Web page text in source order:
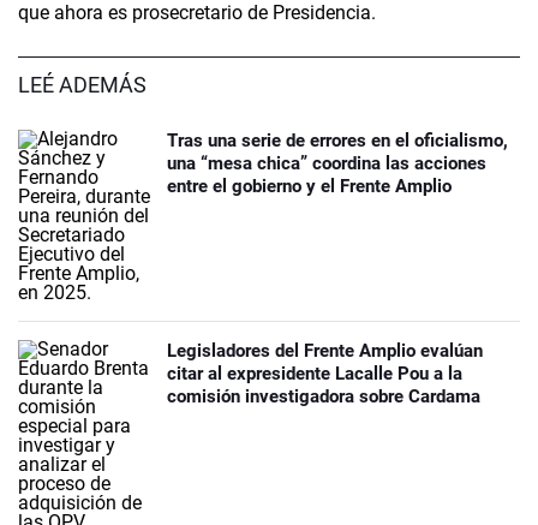
que ahora es prosecretario de Presidencia.
LEÉ ADEMÁS
Tras una serie de errores en el oficialismo,
una “mesa chica” coordina las acciones
entre el gobierno y el Frente Amplio
Legisladores del Frente Amplio evalúan
citar al expresidente Lacalle Pou a la
comisión investigadora sobre Cardama